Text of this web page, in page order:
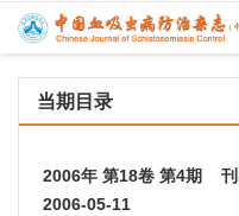
当期目录
2006年 第18卷 第4期 刊
2006-05-11